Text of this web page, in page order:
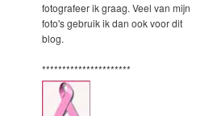
fotografeer ik graag. Veel van mijn
foto's gebruik ik dan ook voor dit
blog.
**********************